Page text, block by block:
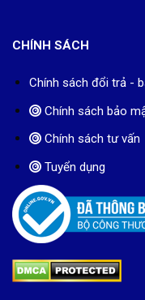
CHÍNH SÁCH
Chính sách đổi trả -
Chính sách bảo
Chính sách tư vấn
Tuyển dụng